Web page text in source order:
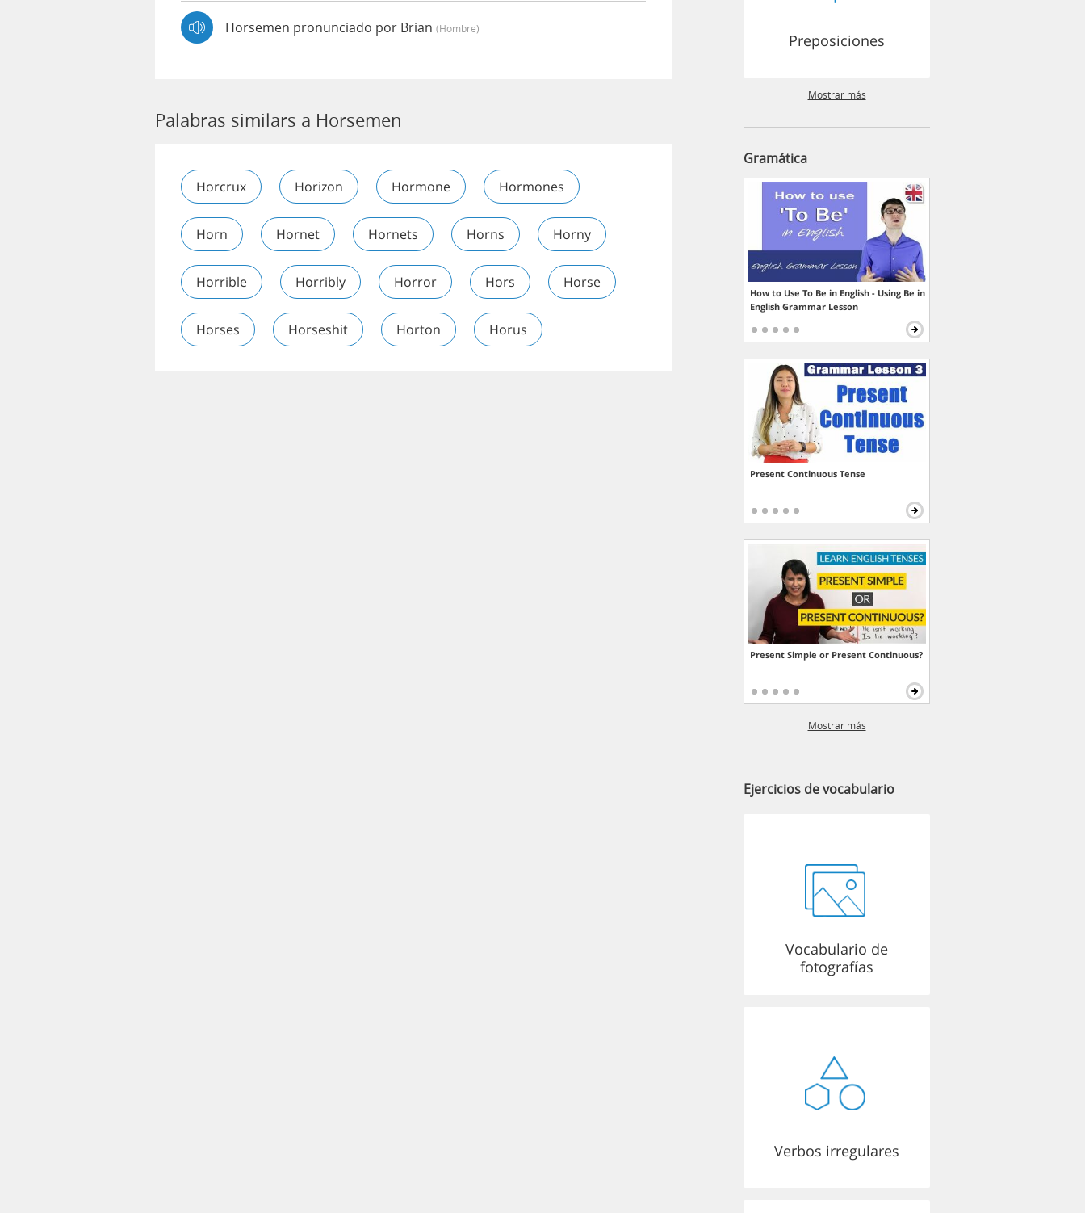
Horsemen pronunciado por Brian (hombre)
Palabras similars a Horsemen
Horcrux Horizon Hormone Hormones
Horn Hornet Hornets Horns Horny
Horrible Horribly Horror Hors Horse
Horses Horseshit Horton Horus
Preposiciones
Mostrar más
Gramática
How to Use To Be in English - Using Be in
English Grammar Lesson
Present Continuous Tense
Present Simple or Present Continuous?
Mostrar más
Ejercicios de vocabulario
Vocabulario de
fotografías
Verbos irregulares